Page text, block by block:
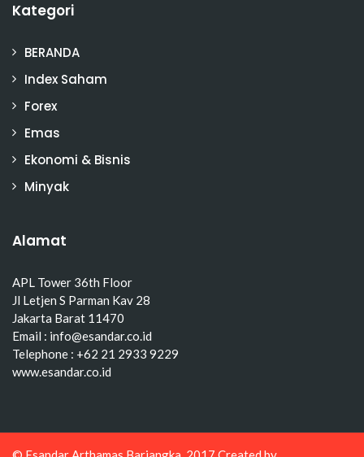
Kategori
BERANDA
Index Saham
Forex
Emas
Ekonomi & Bisnis
Minyak
Alamat
APL Tower 36th Floor
Jl Letjen S Parman Kav 28
Jakarta Barat 11470
Email : info@esandar.co.id
Telephone : +62 21 2933 9229
www.esandar.co.id